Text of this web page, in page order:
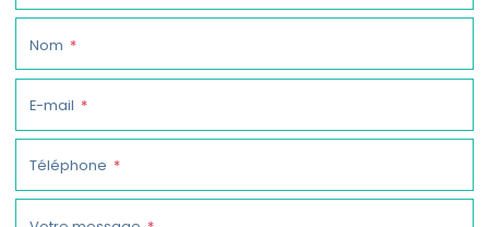
Nom
E-mail
Téléphone